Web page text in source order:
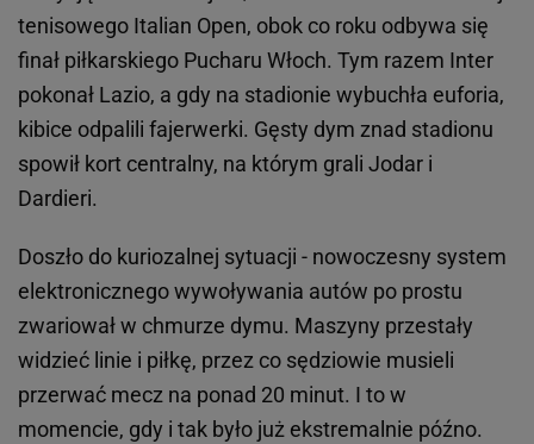
tenisowego Italian Open, obok co roku odbywa się
finał piłkarskiego Pucharu Włoch. Tym razem Inter
pokonał Lazio, a gdy na stadionie wybuchła euforia,
kibice odpalili fajerwerki. Gęsty dym znad stadionu
spowił kort centralny, na którym grali Jodar i
Dardieri.
Doszło do kuriozalnej sytuacji - nowoczesny system
elektronicznego wywoływania autów po prostu
zwariował w chmurze dymu. Maszyny przestały
widzieć linie i piłkę, przez co sędziowie musieli
przerwać mecz na ponad 20 minut. I to w
momencie, gdy i tak było już ekstremalnie późno.